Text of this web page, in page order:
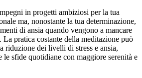
in progetti ambiziosi per la tua
ma, nonostante la tua determinazione,
di ansia quando vengono a mancare
La pratica costante della meditazione può
riduzione dei livelli di stress e ansia,
le sfide quotidiane con maggiore serenità e